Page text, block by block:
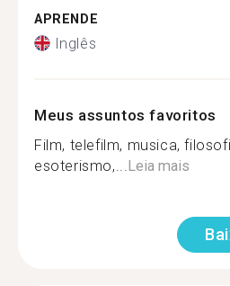
APRENDE
Inglês
Meus assuntos favoritos
Film, telefilm, musica,
esoterismo,... Leia mais